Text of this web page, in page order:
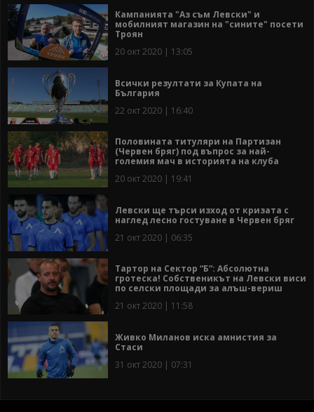
Кампанията "Аз съм Левски" и
мобилният магазин на "сините" посети
Троян
20 окт 2020 | 13:05
Всички резултати за Купата на
България
22 окт 2020 | 16:40
Половината титуляри на Партизан
(Червен бряг) под въпрос за най-
големия мач в историята на клуба
20 окт 2020 | 19:41
Левски ще търси изход от кризата с
наглед лесно гостуване в Червен бряг
21 окт 2020 | 06:35
Тартор на Сектор “Б”: Абсолютна
гротеска! Собственикът на Левски виси
по селски площади за алъш-вериш
21 окт 2020 | 11:58
Живко Миланов иска амнистия за
Стаси
31 окт 2020 | 07:31